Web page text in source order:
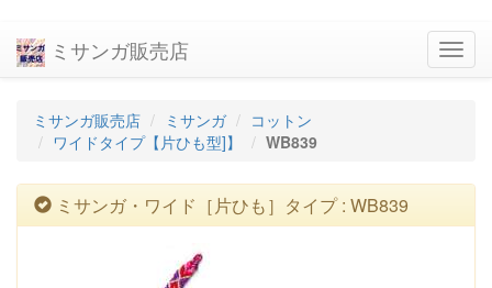
ミサンガ販売店
ミサンガ販売店 ミサンガ
コットン
ワイドタイプ【片ひも型]】
WB839
ミサンガ・ワイド［片ひも］タイプ : WB839